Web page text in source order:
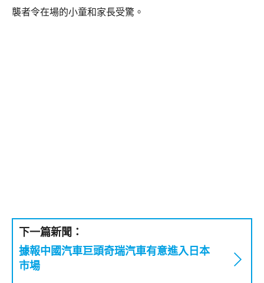
襲者令在場的小童和家長受驚。
下一篇新聞：
據報中國汽車巨頭奇瑞汽車有意進入日本
市場